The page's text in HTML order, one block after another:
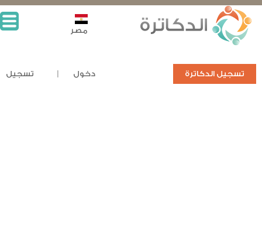
تسجيل الدكاترة دخول تسجيل
مصر